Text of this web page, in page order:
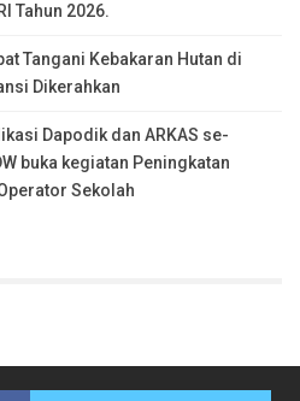
Tahun 2026.
Tangani Kebakaran Hutan di
Dikerahkan
Dapodik dan ARKAS se-
buka kegiatan Peningkatan
Sekolah